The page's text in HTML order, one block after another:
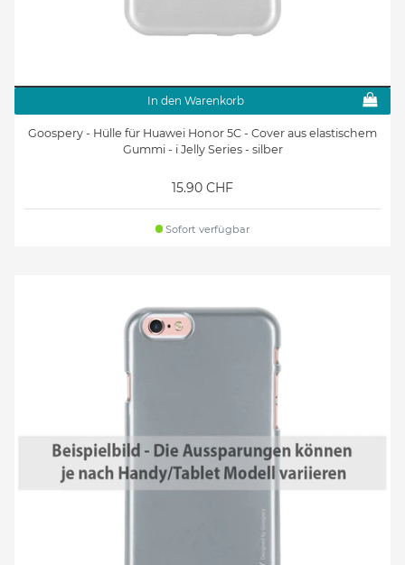
In den Warenkorb
Goospery - Hülle für Huawei Honor 5C - Cover aus elastischem
Gummi - i Jelly Series - silber
15.90 CHF
Sofort verfügbar